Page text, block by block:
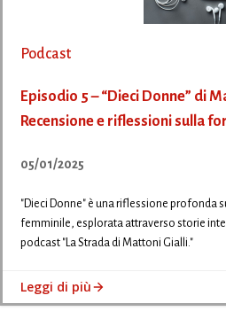
Podcast
Episodio 5 – “Dieci Donne” di
Recensione e riflessioni sulla
05/01/2025
"Dieci Donne" è una riflessione profonda
femminile, esplorata attraverso storie
podcast "La Strada di Mattoni Gialli."
Leggi di più